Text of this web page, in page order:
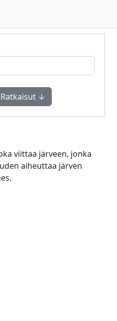
Ratkaisut ↓
viittaa järveen, jonka
aiheuttaa järven